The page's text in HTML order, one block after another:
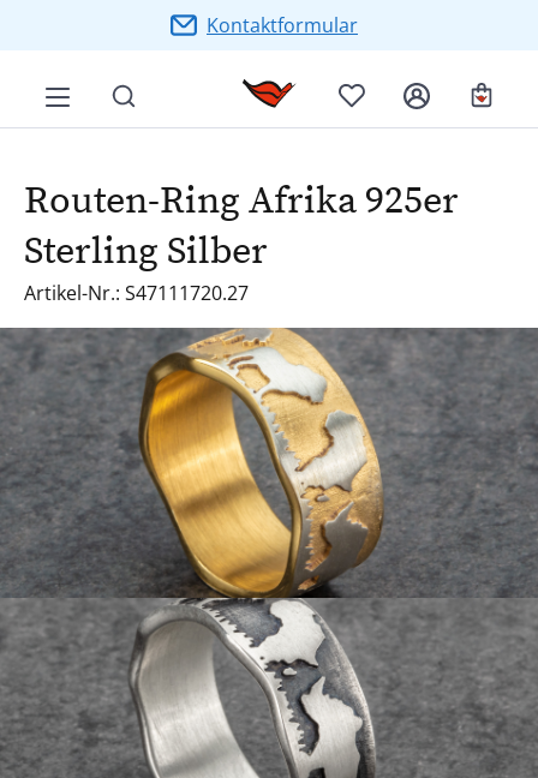
Zum Hauptinhalt springenKontaktformular
Routen-Ring Afrika 925er
Sterling Silber
Artikel-Nr.: S47111720.27
Bildergalerie überspringen